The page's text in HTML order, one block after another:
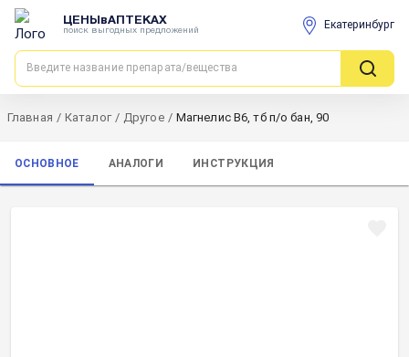
ЦЕНЫвАПТЕКАХ
поиск выгодных предложений Екатеринбург
Главная / Каталог / Другое / Магнелис В6, тб п/о бан, 90
ОСНОВНОЕ АНАЛОГИ ИНСТРУКЦИЯ